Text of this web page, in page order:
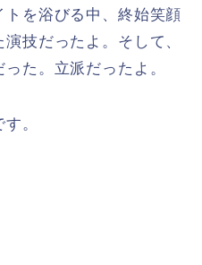
を浴びる中、終始笑顔
技だったよ。そして、
た。立派だったよ。
。